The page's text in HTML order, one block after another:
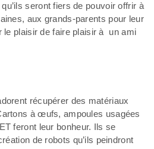
seront fiers de pouvoir offrir à
aux grands-parents pour leur
le plaisir de faire plaisir à un ami
récupérer des matériaux
à œufs, ampoules usagées
feront leur bonheur. Ils se
de robots qu’ils peindront